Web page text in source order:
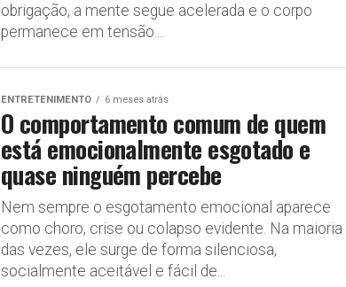
obrigação, a mente segue acelerada e o corpo
permanece em tensão....
ENTRETENIMENTO 6 meses atrás
O comportamento comum de quem
está emocionalmente esgotado e
quase ninguém percebe
Nem sempre o esgotamento emocional aparece
como choro, crise ou colapso evidente. Na maioria
das vezes, ele surge de forma silenciosa,
socialmente aceitável e fácil de...